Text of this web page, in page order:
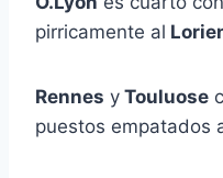
pirricamente al
Rennes y Touluose
puestos empatados